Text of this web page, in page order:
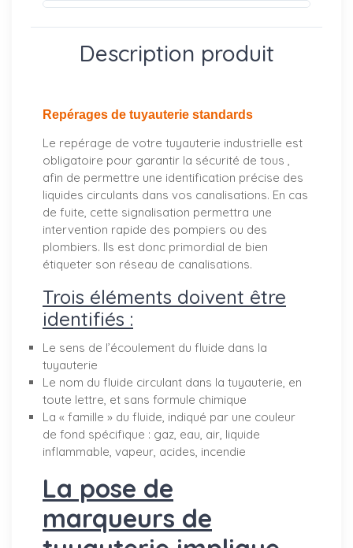
Description produit
Repérages de tuyauterie standards
Le repérage de votre tuyauterie industrielle est
obligatoire pour garantir la sécurité de tous ,
afin de permettre une identification précise des
liquides circulants dans vos canalisations. En cas
de fuite, cette signalisation permettra une
intervention rapide des pompiers ou des
plombiers. Ils est donc primordial de bien
étiqueter son réseau de canalisations.
Trois éléments doivent être
identifiés :
Le sens de l’écoulement du fluide dans la
tuyauterie
Le nom du fluide circulant dans la tuyauterie, en
toute lettre, et sans formule chimique
La « famille » du fluide, indiqué par une couleur
de fond spécifique : gaz, eau, air, liquide
inflammable, vapeur, acides, incendie
La pose de
marqueurs de